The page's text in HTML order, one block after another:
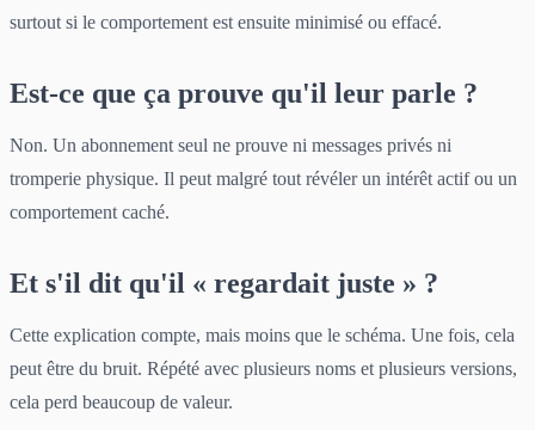
surtout si le comportement est ensuite minimisé ou effacé.
Est-ce que ça prouve qu'il leur parle ?
Non. Un abonnement seul ne prouve ni messages privés ni
tromperie physique. Il peut malgré tout révéler un intérêt actif ou un
comportement caché.
Et s'il dit qu'il « regardait juste » ?
Cette explication compte, mais moins que le schéma. Une fois, cela
peut être du bruit. Répété avec plusieurs noms et plusieurs versions,
cela perd beaucoup de valeur.